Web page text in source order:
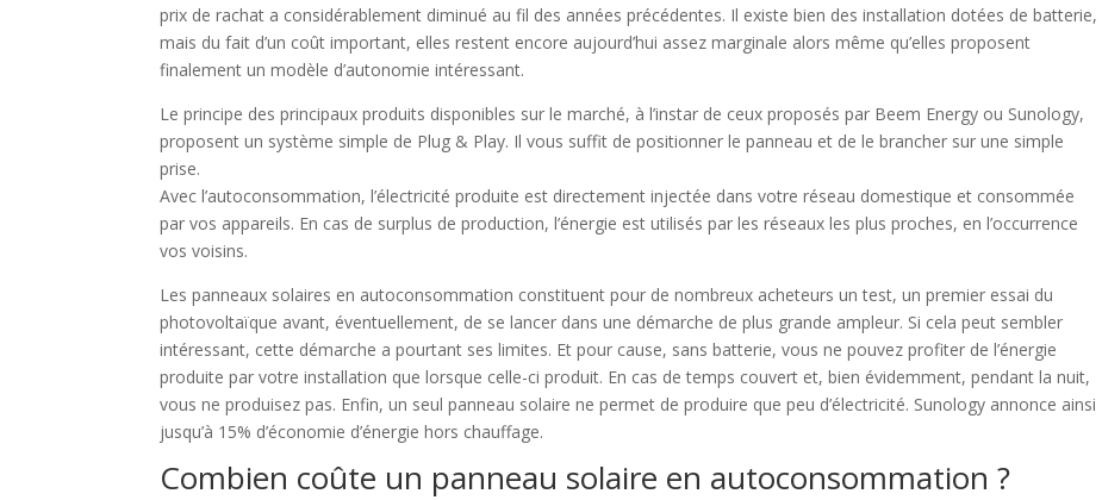
prix de rachat a considérablement diminué au fil des années précédentes. Il existe bien des installation dotées de batterie,
mais du fait d’un coût important, elles restent encore aujourd’hui assez marginale alors même qu’elles proposent
finalement un modèle d’autonomie intéressant.
Le principe des principaux produits disponibles sur le marché, à l’instar de ceux proposés par Beem Energy ou Sunology,
proposent un système simple de Plug & Play. Il vous suffit de positionner le panneau et de le brancher sur une simple
prise.
Avec l’autoconsommation, l’électricité produite est directement injectée dans votre réseau domestique et consommée
par vos appareils. En cas de surplus de production, l’énergie est utilisés par les réseaux les plus proches, en l’occurrence
vos voisins.
Les panneaux solaires en autoconsommation constituent pour de nombreux acheteurs un test, un premier essai du
photovoltaïque avant, éventuellement, de se lancer dans une démarche de plus grande ampleur. Si cela peut sembler
intéressant, cette démarche a pourtant ses limites. Et pour cause, sans batterie, vous ne pouvez profiter de l’énergie
produite par votre installation que lorsque celle-ci produit. En cas de temps couvert et, bien évidemment, pendant la nuit,
vous ne produisez pas. Enfin, un seul panneau solaire ne permet de produire que peu d’électricité. Sunology annonce ainsi
jusqu’à 15% d’économie d’énergie hors chauffage.
Combien coûte un panneau solaire en autoconsommation ?